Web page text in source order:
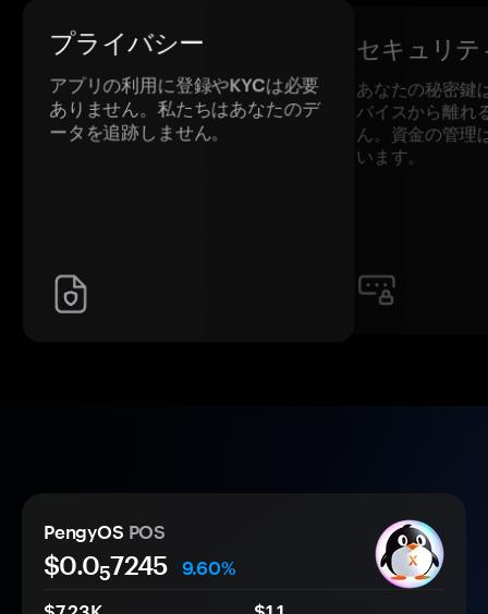
プライバシー
アプリの利用に登録やKYCは必要
ありません。私たちはあなたのデ
ータを追跡しません。
セキュリテ
あなたの秘密鍵
バイスから離れ
ん。資金の管理
います。
PengyOS POS
$0.057245
9.60%